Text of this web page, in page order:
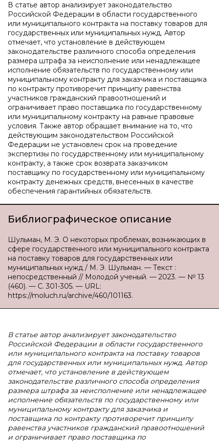
В статье автор анализирует законодательство
Российской Федерации в области государственного
или муниципального контракта на поставку товаров для
государственных или муниципальных нужд. Автор
отмечает, что установление в действующем
законодательстве различного способа определения
размера штрафа за неисполнение или ненадлежащее
исполнение обязательств по государственному или
муниципальному контракту для заказчика и поставщика
по контракту противоречит принципу равенства
участников гражданский правоотношений и
ограничивает право поставщика по государственному
или муниципальному контракту на равные правовые
условия. Также автор обращает внимание на то, что
действующим законодательством Российской
Федерации не установлен срок на проведение
экспертизы по государственному или муниципальному
контракту, а также срок возврата заказчиком
поставщику по государственному или муниципальному
контракту денежных средств, внесенных в качестве
обеспечения гарантийных обязательств.
Библиографическое описание
Шульман, М. Э. О некоторых проблемах, возникающих в
сфере государственного или муниципального контракта
на поставку товаров для государственных или
муниципальных нужд / М. Э. Шульман. — Текст :
непосредственный // Молодой ученый. — 2023. — № 13
(460). — С. 301-305. — URL:
https://moluch.ru/archive/460/101163.
В статье автор анализирует законодательство
Российской Федерации в области государственного
или муниципального контракта на поставку товаров
для государственных или муниципальных нужд. Автор
отмечает, что установление в действующем
законодательстве различного способа определения
размера штрафа за неисполнение или ненадлежащее
исполнение обязательств по государственному или
муниципальному контракту для заказчика и
поставщика по контракту противоречит принципу
равенства участников гражданский правоотношений
и ограничивает право поставщика по